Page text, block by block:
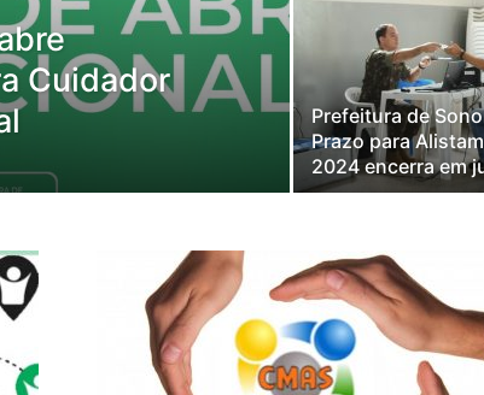
Cuidador
Prefeitura de
Prazo para
2024 encerra em